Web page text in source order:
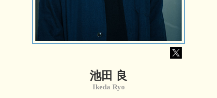
池田 良
Ikeda Ryo